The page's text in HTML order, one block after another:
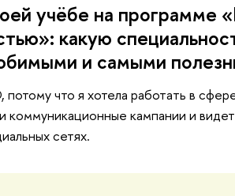
учёбе на программе
какую
и самыми
что я хотела работать в
коммуникационные кампании и
сетях.